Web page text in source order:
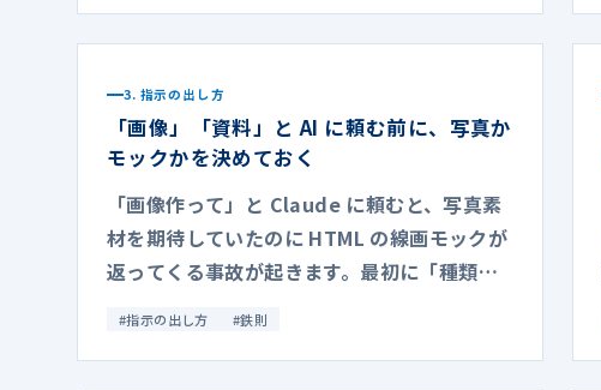
3. 指示の出し方
「画像」「資料」と AI に頼む前に、写真か
モックかを決めておく
「画像作って」と Claude に頼むと、写真素
材を期待していたのに HTML の線画モックが
返ってくる事故が起きます。最初に「種類」
#指示の出し方 #鉄則